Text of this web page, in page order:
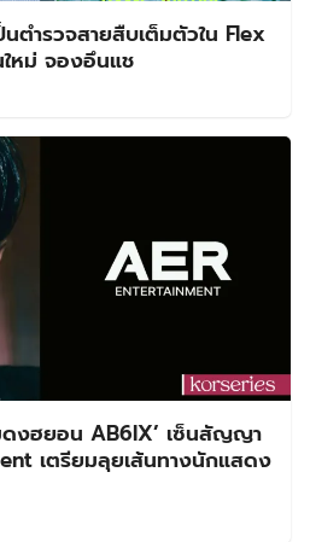
ตำรวจสายสืบเต็มตัวใน Flex
หม่ จองอึนแช
ดงฮยอน AB6IX’ เซ็นสัญญา
เตรียมลุยเส้นทางนักแสดง